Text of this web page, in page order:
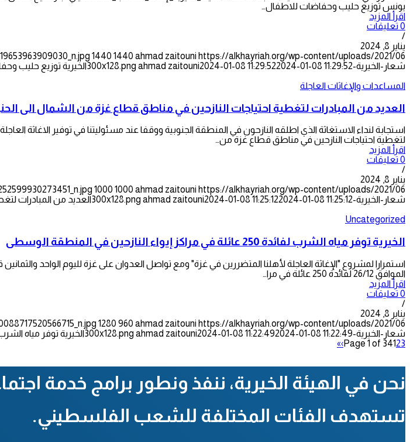
يونس توزيع حليب وحفاضات للاطفال…
اقرأ المزيد
0 تعليقات
/
يناير 8, 2024
1440 1440 ahmad zaitouni
شعار-الخيرية-300x128.png
ahmad zaitouni2024-01-08 11:29:522024-01-08 11:29:52
الخيرية توزيع حليب
المساعدات والإغاثات العاجلة
العديد من المبادرات لتغطية احتياجات النازحين في مناطق قطاع غزة من الشمال الى
استجابة لنداء الاستغاثة الذي اطلقه النازحون في المنطقة الجنوبية ووقفا عند مسئوليتنا في توفير الاغاثة
لتغطية احتياجات النازحين في مناطق قطاع غزة من…
اقرأ المزيد
0 تعليقات
/
يناير 8, 2024
1000 1000 ahmad zaitouni
شعار-الخيرية-300x128.png
ahmad zaitouni2024-01-08 11:25:122024-01-08 11:25:12
العديد من المبادرات
Uncategorized
الخيرية توفر مياه الشرب لفائدة 250 عائلة في مراكز إيواء النازحين في المنطقة الوسطى
استمرارا لمشروع "الإغاثة العاجلة لأهلنا المتضررين في غزة" ومع تواصل العدوان على غزة لليوم الواحد
الموافق 26/12 لفائدة 250 عائلة في مرا…
اقرأ المزيد
0 تعليقات
/
يناير 8, 2024
1280 960 ahmad zaitouni
شعار-الخيرية-300x128.png
ahmad zaitouni2024-01-08 11:22:492024-01-08 11:22:49
الخيرية توفر مياه الشرب لفائدة 250 عائلة في مراكز إيواء
Page 1 of 34123
›
»
نحن في الهيئة الخيرية، ننفذ ونطور برامج خدمة
تستهدف الفئات المختلفة للشعب الفلسطيني.